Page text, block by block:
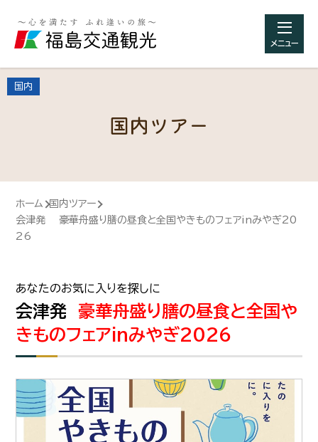
メニュー
国内ツアー
ホーム
国内ツアー
会津発 豪華舟盛り膳の昼食と全国やきものフェアinみやぎ20
26
国内
あなたのお気に入りを探しに
会津発豪華舟盛り膳の昼食と全国や
きものフェアinみやぎ2026